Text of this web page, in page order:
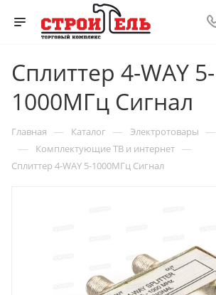
Сплиттер 4-WAY 5-
1000МГц Сигнал
Главная — Каталог — Электротовары —
— Комплектующие ТВ и интернет —
Сплиттер 4-WAY 5-1000МГц Сигнал